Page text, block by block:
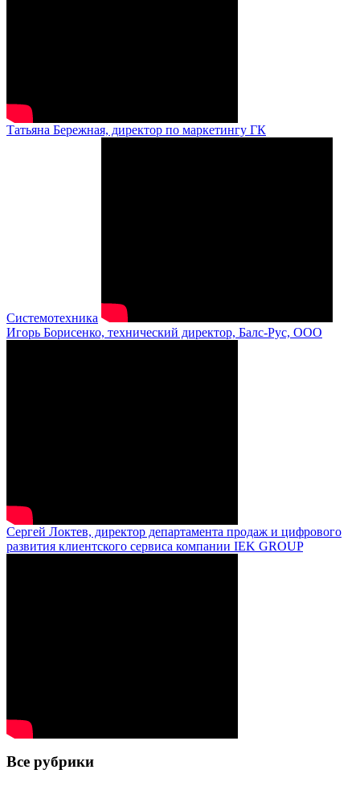
Татьяна Бережная, директор по маркетингу ГК
Системотехника
Игорь Борисенко, технический директор, Балс-Рус, ООО
Сергей Локтев, директор департамента продаж и цифрового
развития клиентского сервиса компании IEK GROUP
Все рубрики